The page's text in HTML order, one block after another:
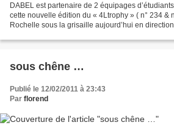
DABEL est partenaire de 2 équipages
cette nouvelle édition du « 4Ltrophy » ( n° 234 &
Rochelle sous la grisaille aujourd’hui en
sous chêne …
Publié le 12/02/2011 à 23:43
Par florend